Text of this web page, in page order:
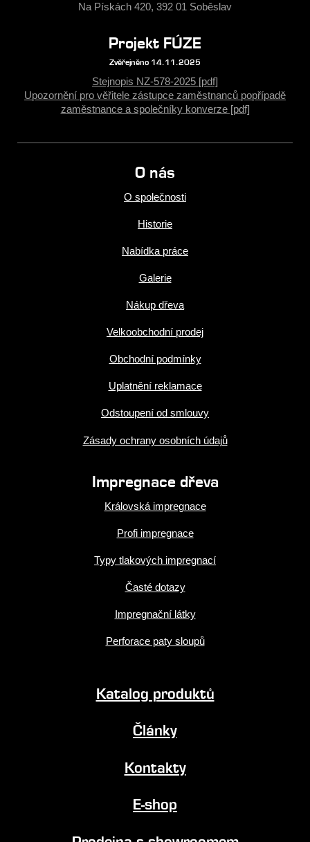
Na Pískách 420, 392 01 Soběslav
Projekt FÚZE
Zvěřejněno 14.11.2025
Stejnopis NZ-578-2025 [pdf]
Upozornění pro věřitele zástupce zaměstnanců popřípadě
zaměstnance a společníky konverze [pdf]
O nás
O společnosti
Historie
Nabídka práce
Galerie
Nákup dřeva
Velkoobchodní prodej
Obchodní podmínky
Uplatnění reklamace
Odstoupení od smlouvy
Zásady ochrany osobních údajů
Impregnace dřeva
Královská impregnace
Profi impregnace
Typy tlakových impregnací
Časté dotazy
Impregnační látky
Perforace paty sloupů
Katalog produktů
Články
Kontakty
E-shop